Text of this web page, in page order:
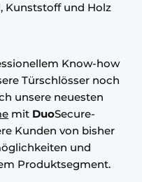
Kunststoff und Holz
Know-how
Türschlösser noch
unsere neuesten
mit DuoSecure-
Kunden von bisher
und
Produktsegment.